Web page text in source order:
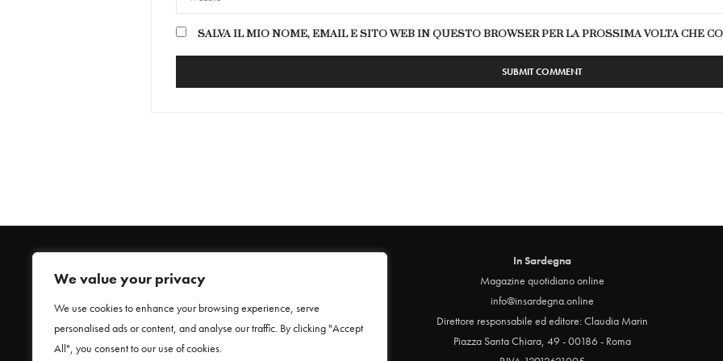
We value your privacy
We use cookies to enhance your browsing experience, serve
personalised ads or content, and analyse our traffic. By clicking "Accept
All", you consent to our use of cookies.
SALVA IL MIO NOME, EMAIL E SITO WEB IN QUESTO BROWSER PER LA PROSSIMA VOLTA CHE
In Sardegna
Magazine quotidiano online
info@insardegna.online
Direttore responsabile ed editore: Claudia Marin
Piazza Santa Chiara, 49 - 00186 - Roma